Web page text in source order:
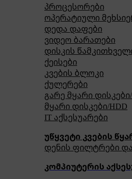
პროცესორები
ოპერატიული
დედა დაფები
ვიდეო ბარათები
დისკის
ქეისები
კვების ბლოკი
ქულერები
გარე მყარი დისკები/
მყარი დისკები/HDD
IT აქსესუარები
უწყვეტი კვების
დენის ფილტრები
კომპიუტერის